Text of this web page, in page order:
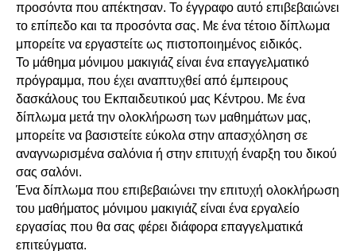
προσόντα που απέκτησαν. Το έγγραφο αυτό επιβεβαιώνει
το επίπεδο και τα προσόντα σας. Με ένα τέτοιο δίπλωμα
μπορείτε να εργαστείτε ως πιστοποιημένος ειδικός.
Το μάθημα μόνιμου μακιγιάζ είναι ένα επαγγελματικό
πρόγραμμα, που έχει αναπτυχθεί από έμπειρους
δασκάλους του Εκπαιδευτικού μας Κέντρου. Με ένα
δίπλωμα μετά την ολοκλήρωση των μαθημάτων μας,
μπορείτε να βασιστείτε εύκολα στην απασχόληση σε
αναγνωρισμένα σαλόνια ή στην επιτυχή έναρξη του δικού
σας σαλόνι.
Ένα δίπλωμα που επιβεβαιώνει την επιτυχή ολοκλήρωση
του μαθήματος μόνιμου μακιγιάζ είναι ένα εργαλείο
εργασίας που θα σας φέρει διάφορα επαγγελματικά
επιτεύγματα.